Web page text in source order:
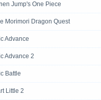
Jump's One Piece
Morimori Dragon Quest
Advance
Advance 2
Battle
Little 2